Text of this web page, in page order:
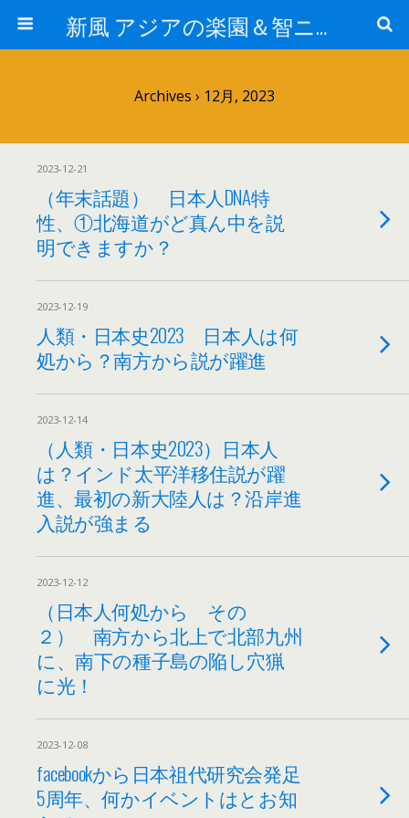
新風 アジアの楽園＆智ニア来富
Archives › 12月, 2023
2023-12-21
（年末話題） 日本人DNA特
性、①北海道がど真ん中を説
明できますか？
2023-12-19
人類・日本史2023 日本人は何
処から？南方から説が躍進
2023-12-14
（人類・日本史2023）日本人
は？インド太平洋移住説が躍
進、最初の新大陸人は？沿岸進
入説が強まる
2023-12-12
（日本人何処から その
２） 南方から北上で北部九州
に、南下の種子島の陥し穴猟
に光！
2023-12-08
facebookから日本祖代研究会発足
5周年、何かイベントはとお知